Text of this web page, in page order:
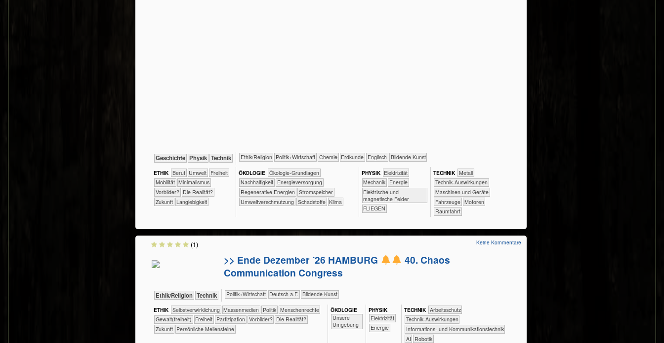
​​​​​​​​Geschichte ​​​​​​Physik ​Technik ​​​​​​​​​​Ethik/​Religion ​​​​​​​​​Politik+​Wirtschaft ​​​​​Chemie ​​​​​Erdkunde ​​​​Englisch Bildende Kunst
ETHIK ​​​​​​​​​​​​​​​Beruf ​​​​​Umwelt ​​​Freiheit
​​​Mobilität ​​Minimalismus
​​Vorbilder? ​Die Realität?
​Zukunft Langlebigkeit
ÖKO​LOGIE ​​​​​​​​​​​​​​​​Ökologie-Grundlagen
​​​​​​​​​​​​​​​Nachhaltigkeit ​​​Energieversorgung
​​​Regenerative Energien ​​​Stromspeicher
​​Umweltverschmutzung ​Schadstoffe Klima
PHY​SIK ​​​Elektrizität
​​​Mechanik ​​Energie
​Elektrische und
magnetische Felder
FLIEGEN
TECH​NIK ​​​​​​​​Metall
​​​​​​Technik-Auswirkungen
​​​​Maschinen und Geräte
​Fahrzeuge Motoren
Raumfahrt
>> Ende Dezember ´26 HAMBURG
40. Chaos
Communication Congress
​​​​​​​​​​Ethik/​Religion ​Technik ​​​​​​​​​Politik+​Wirtschaft ​​​Deutsch a.F. Bildende Kunst
ETHIK ​​​​​​​​​​​​​​​​​​​​​​​​​​​​​​​​​​​​​​​​Selbst­verwirklichung ​​​​​​​​​Massenmedien ​​​​​​​​​Politik ​​​​​​​Menschenrechte
​​​​Gewalt(freiheit) ​​​Freiheit ​​​Partizipation ​​Vorbilder? ​Die Realität?
​Zukunft Persönliche Meilensteine
ÖKO​LOGIE
​​​​​​​​​​​​​Unsere
Umgebung
PHY​SIK
​​​Elektrizität
​​Energie
TECH​NIK ​​​​​​Arbeitsschutz
​​​​​​Technik-Auswirkungen
​​​Informations- und Kommunikationstechnik
​​AI Robotik
Keine Kommentare
(1)